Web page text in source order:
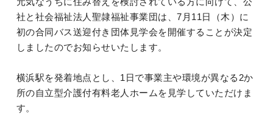
社と社会福祉法人聖隷福祉事業団は、7月11日（木）に
初の合同バス送迎付き団体見学会を開催することが決定
しましたのでお知らせいたします。
横浜駅を発着地点とし、1日で事業主や環境が異なる2か
所の自立型介護付有料老人ホームを見学していただけま
す。